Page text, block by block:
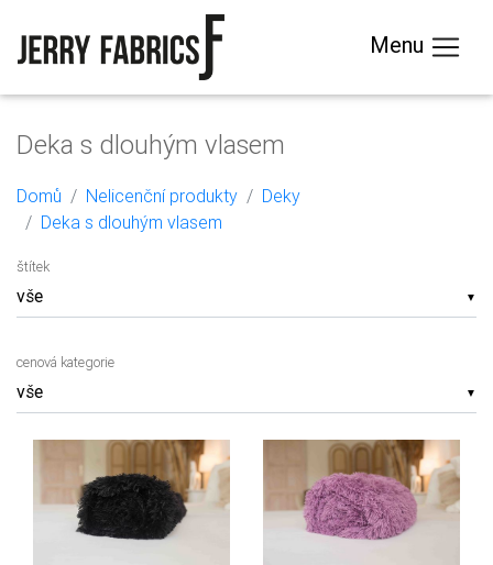
Menu
Deka s dlouhým vlasem
Domů Nelicenční produkty
Deky
Deka s dlouhým vlasem
▼
štítek
▼
cenová kategorie